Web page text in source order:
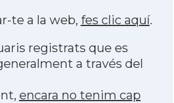
te a la web, fes clic aquí.
registrats que es
a través del
encara no tenim cap